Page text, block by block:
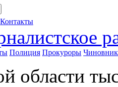
Контакты
Полиция Прокуроры
области